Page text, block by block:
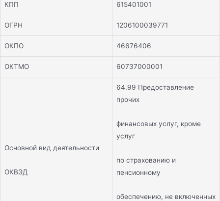
КПП 615401001
ОГРН 1206100039771
ОКПО 46676406
ОКТМО 60737000001
Основной вид деятельности
ОКВЭД
64.99 Предоставление
прочих
финансовых услуг, кроме
услуг
по страхованию и
пенсионному
обеспечению, не включенных